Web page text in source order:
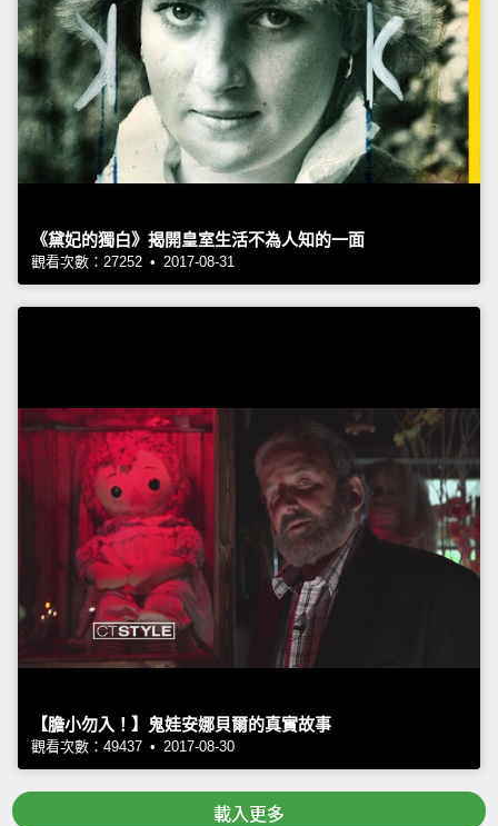
《黛妃的獨白》揭開皇室生活不為人知的一面
觀看次數：27252 • 2017-08-31
【膽小勿入！】鬼娃安娜貝爾的真實故事
觀看次數：49437 • 2017-08-30
載入更多